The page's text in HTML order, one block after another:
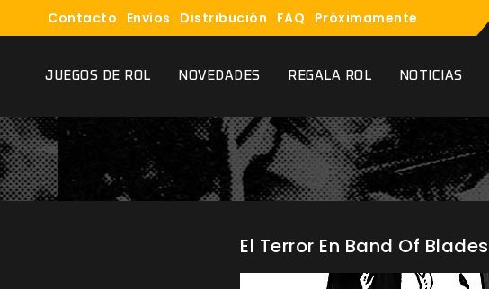
Contacto Envíos Distribución FAQ Próximamente
JUEGOS DE ROL NOVEDADES REGALA ROL NOTICIAS
El Terror En Band Of Blades